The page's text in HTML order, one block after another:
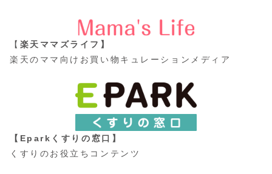
【 楽天ママズライフ】
楽天のママ向けお買い物キュレーションメディア
【Eparkくすりの窓口】
くすりのお役立ちコンテンツ